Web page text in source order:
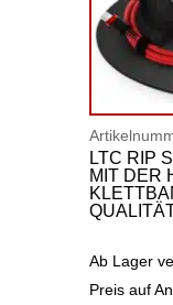
LTC RIP
MIT DER
Ab Lager
Preis auf